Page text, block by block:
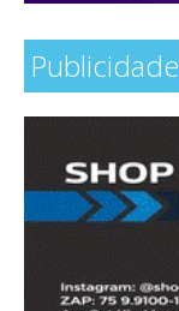
Publicidade